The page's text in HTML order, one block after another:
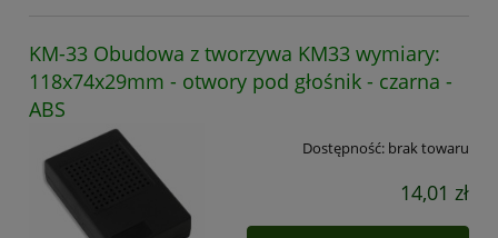
KM-33 Obudowa z tworzywa KM33 wymiary:
118x74x29mm - otwory pod głośnik - czarna -
ABS
Dostępność: brak towaru
14,01 zł